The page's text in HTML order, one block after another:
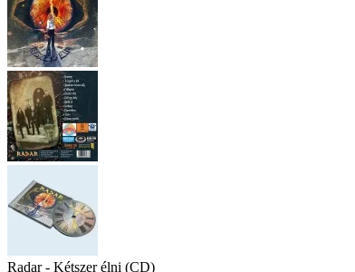
Radar - Kétszer élni (CD)